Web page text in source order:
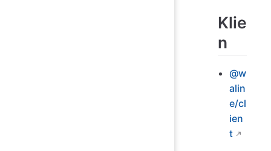
Klie
n
@w
alin
e/cl
ien
t